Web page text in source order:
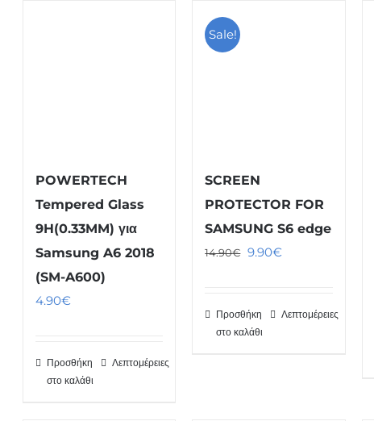
POWERTECH
Tempered Glass
9H(0.33MM) για
Samsung A6 2018
(SM-A600)
4.90€
Προσθήκη
στο καλάθι
Λεπτομέρειες
Sale!
SCREEN
PROTECTOR FOR
SAMSUNG S6 edge
14.90€ Original
14.90€.
9.90€Η
είναι:
Προσθήκη
στο καλάθι
Λεπτομέρειες